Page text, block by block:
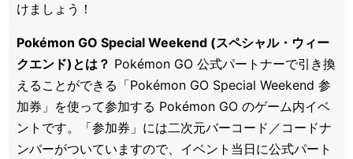
けましょう！
Pokémon GO Special Weekend (スペシャル・ウィー
クエンド)とは？ Pokémon GO 公式パートナーで引き換
えることができる「Pokémon GO Special Weekend 参
加券」を使って参加する Pokémon GO のゲーム内イベ
ントです。「参加券」には二次元バーコード／コードナ
ンバーがついていますので、イベント当日に公式パート